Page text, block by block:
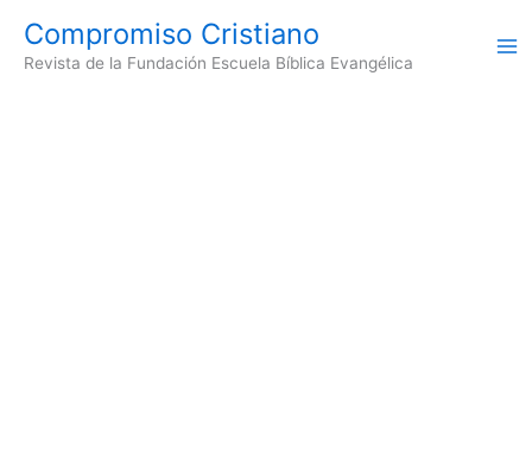
contenido
Compromiso Cristiano
Revista de la Fundación Escuela Bíblica Evangélica